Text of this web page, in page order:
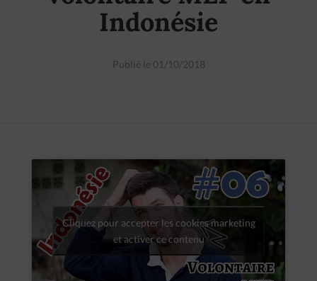
Indonésie
Publié le 01/10/2018
Cliquez pour accepter les cookies marketing
et activer ce contenu